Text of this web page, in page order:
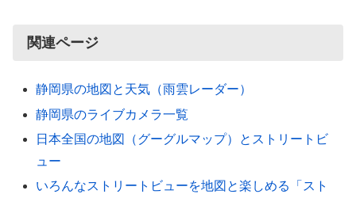
関連ページ
静岡県の地図と天気（雨雲レーダー）
静岡県のライブカメラ一覧
日本全国の地図（グーグルマップ）とストリートビ
ュー
いろんなストリートビューを地図と楽しめる「スト